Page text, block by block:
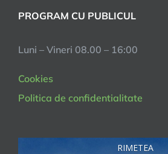
PROGRAM CU PUBLICUL
Luni – Vineri 08.00 – 16:00
Cookies
Politica de confidentialitate
RIMETEA